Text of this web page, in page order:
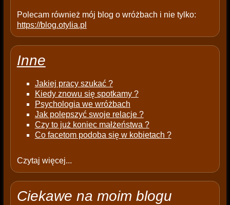
Polecam również mój blog o wróżbach i nie tylko:
https://blog.otylia.pl
Inne
Jakiej pracy szukać ?
Kiedy znowu się spotkamy ?
Psychologia we wróżbach
Jak polepszyć swoje relacje ?
Czy to już koniec małżeństwa ?
Co facetom podoba się w kobietach ?
Czytaj więcej...
Ciekawe na moim blogu